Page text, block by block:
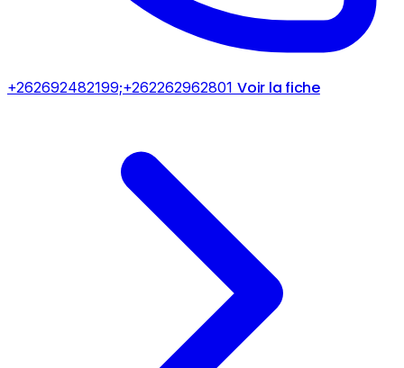
+262692482199;+262262962801 Voir la fiche